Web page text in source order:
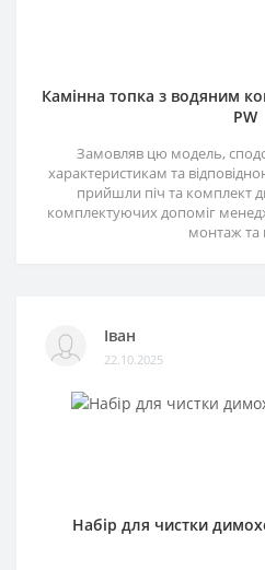
Камінна топка з водяним
PW
Замовляв цю модель,
характеристикам та
прийшли піч та комплект
комплектуючих допоміг
монтаж та
Іван
22.10.2025
Набір для чистки